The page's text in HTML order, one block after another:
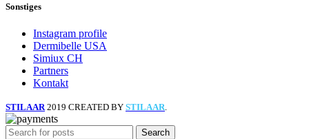
Sonstiges
Instagram profile
Dermibelle USA
Simiux CH
Partners
Kontakt
STILAAR 2019 CREATED BY STILAAR.
Search